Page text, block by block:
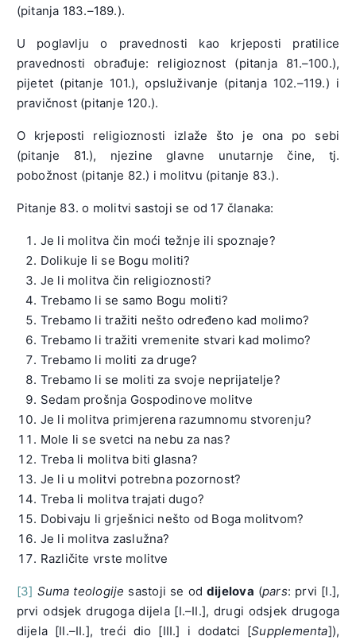
(pitanja 183.–189.).
U poglavlju o pravednosti kao krjeposti pratilice
pravednosti obrađuje: religioznost (pitanja 81.–100.),
pijetet (pitanje 101.), opsluživanje (pitanja 102.–119.) i
pravičnost (pitanje 120.).
O krjeposti religioznosti izlaže što je ona po sebi
(pitanje 81.), njezine glavne unutarnje čine, tj.
pobožnost (pitanje 82.) i molitvu (pitanje 83.).
Pitanje 83. o molitvi sastoji se od 17 članaka:
Je li molitva čin moći težnje ili spoznaje?
Dolikuje li se Bogu moliti?
Je li molitva čin religioznosti?
Trebamo li se samo Bogu moliti?
Trebamo li tražiti nešto određeno kad molimo?
Trebamo li tražiti vremenite stvari kad molimo?
Trebamo li moliti za druge?
Trebamo li se moliti za svoje neprijatelje?
Sedam prošnja Gospodinove molitve
Je li molitva primjerena razumnomu stvorenju?
Mole li se svetci na nebu za nas?
Treba li molitva biti glasna?
Je li u molitvi potrebna pozornost?
Treba li molitva trajati dugo?
Dobivaju li grješnici nešto od Boga molitvom?
Je li molitva zaslužna?
Različite vrste molitve
[3] Suma teologije sastoji se oddijelova (pars: prvi [I.],
prvi odsjek drugoga dijela [I.–II.], drugi odsjek drugoga
dijela [II.–II.], treći dio [III.] i dodatci [Supplementa]),